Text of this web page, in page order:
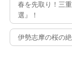
春を先取り！三
選』！
伊勢志摩の桜の